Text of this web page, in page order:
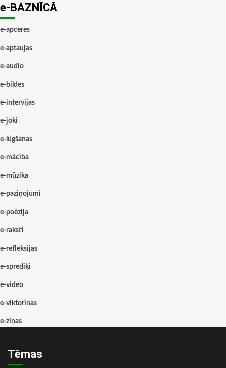
e-BAZNĪCĀ
e-apceres
e-aptaujas
e-audio
e-bildes
e-intervijas
e-joki
e-lūgšanas
e-mācība
e-mūzika
e-paziņojumi
e-poēzija
e-raksti
e-refleksijas
e-sprediķi
e-video
e-viktorīnas
e-ziņas
Tēmas